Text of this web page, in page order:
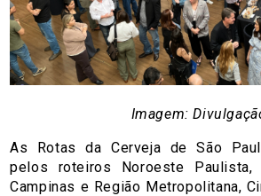
Imagem:
As Rotas da Cerveja de São
pelos roteiros Noroeste Paulista,
Campinas e Região Metropolitana,